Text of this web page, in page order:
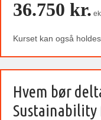
36.750 kr.
Kurset kan også
Hvem bør
Sustainability